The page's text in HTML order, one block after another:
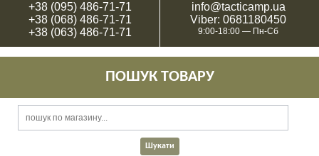
+38 (095) 486-71-71
+38 (068) 486-71-71
+38 (063) 486-71-71
info@tacticamp.ua
Viber: 0681180450
9:00-18:00 — Пн-Сб
ПОШУК ТОВАРУ